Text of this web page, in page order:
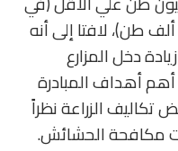
حين أن الإنتاج الحالي حوالي 900 ألف طن)، لافتا إلى أنه
دخل المزارع
أهداف المبادرة
تكاليف الزراعة نظراً
مكافحة الحشائش.